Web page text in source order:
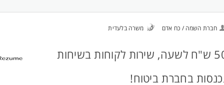
חברת השמה / כח אדם משרה בלעדית
50 ש"ח לשעה, שירות לקוחות בשיחות
בחברת ביטוח!